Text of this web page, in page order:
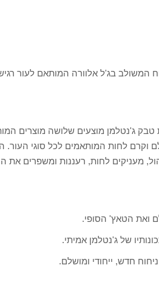
בג'ל אלוורה המותאם לעור
ג'נטלמן מוצעים שלושה מוצרים
וקרם לחות המותאמים לכל סוגי העור.
מעניקים לחות, רעננות ומשפרים את
ואת הטאץ' הסופי.
של ג'נטלמן אמיתי.
חדש, ייחודי ומושלם.